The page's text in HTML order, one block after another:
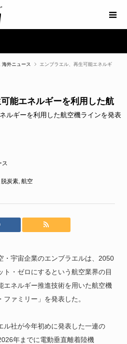
海外ニュース
エンブラエル、再生可能エネルギ
能エネルギーを利用した航
ス
脱炭素, 航空
・宇宙企業のエンブラエルは、2050
ト・ゼロにするという航空業界の目
エネルギー推進技術を用いた航空機
ァミリー」を発表した。
ル社が今年初めに発表した一連の
年までに電動垂直離着陸機